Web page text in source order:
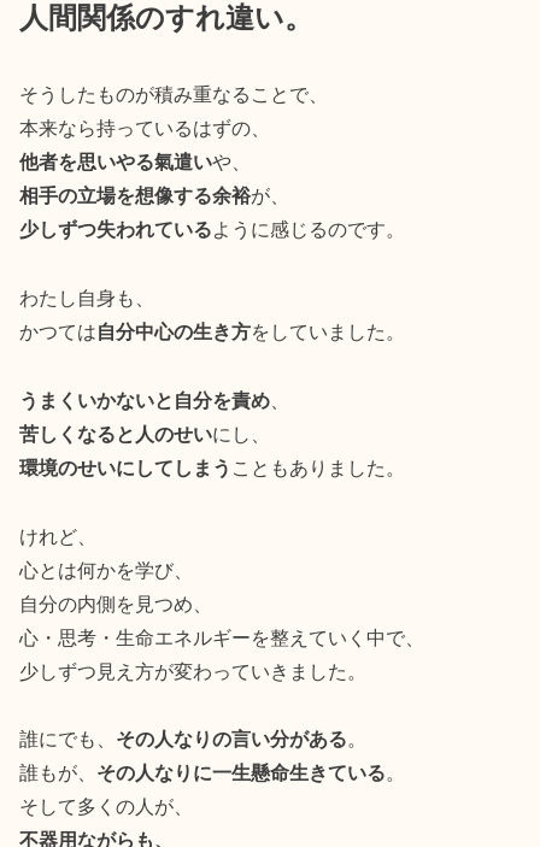
人間関係のすれ違い。
そうしたものが積み重なることで、
本来なら持っているはずの、
他者を思いやる氣遣いや、
相手の立場を想像する余裕が、
少しずつ失われているように感じるのです。
わたし自身も、
かつては自分中心の生き方をしていました。
うまくいかないと自分を責め
苦しくなると人のせいにし、
環境のせいにしてしまう こともありました。
けれど、
心とは何かを学び、
自分の内側を見つめ、
心・思考・生命エネルギーを整えていく中で、
少しずつ見え方が変わっていきました。
誰にでも、 その人なりの言い分がある。
誰もが、 その人なりに一生懸命生きている。
そして多くの人が、
不器用ながらも、